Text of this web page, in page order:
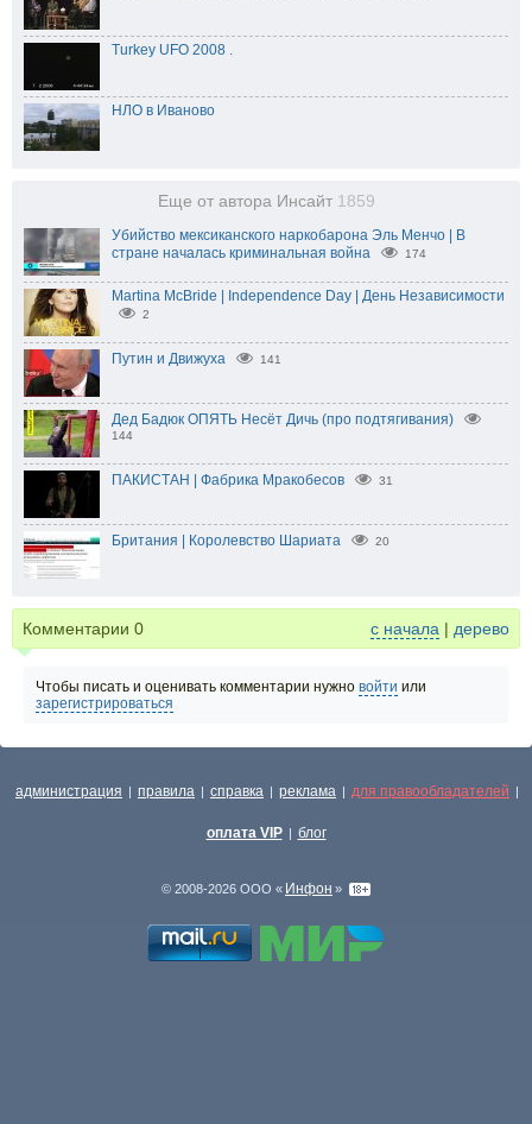
Turkey UFO 2008 .
НЛО в Иваново
Еще от автора Инсайт 1859
Убийство мексиканского наркобарона Эль Менчо | В
стране началась криминальная война
174
Martina McBride | Independence Day | День Независимости
2
Путин и Движуха 141
Дед Бадюк ОПЯТЬ Несёт Дичь (про подтягивания)
144
ПАКИСТАН | Фабрика Мракобесов 31
Британия | Королевство Шариата 20
Комментарии 0 с начала | дерево
Чтобы писать и оценивать комментарии нужно войти или
зарегистрироваться
администрация | правила | справка | реклама | для правообладателей |
оплата VIP | блог
© 2008-2026 ООО « Инфон »